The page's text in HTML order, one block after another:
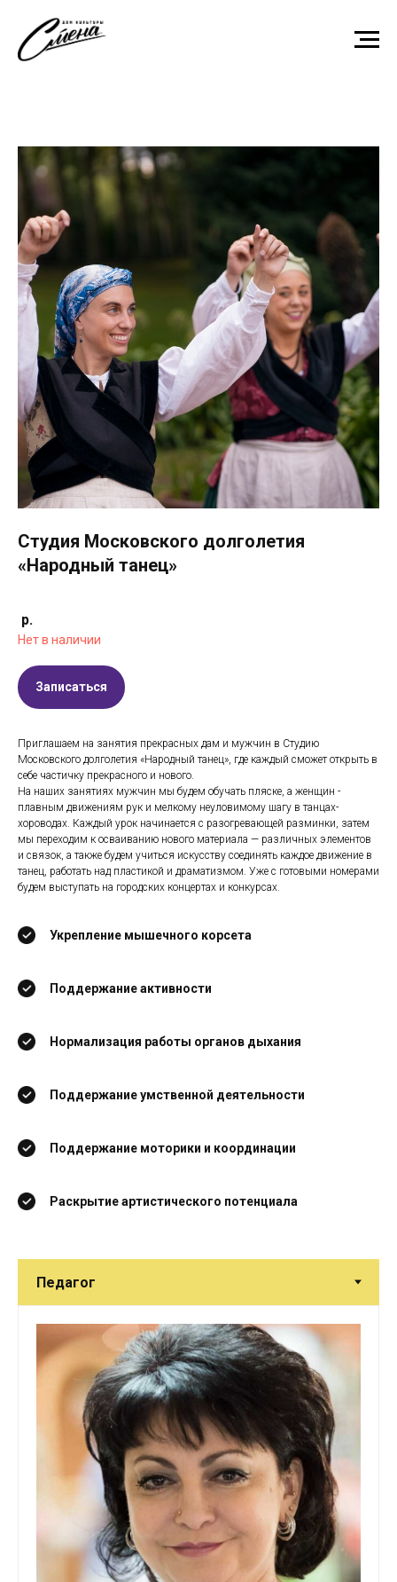
Студия Московского долголетия
«Народный танец»
р.
Нет в наличии
Записаться
Приглашаем на занятия прекрасных дам и мужчин в Студию
Московского долголетия «Народный танец», где каждый сможет открыть в
себе частичку прекрасного и нового.
На наших занятиях мужчин мы будем обучать пляске, а женщин -
плавным движениям рук и мелкому неуловимому шагу в танцах-
хороводах. Каждый урок начинается с разогревающей разминки, затем
мы переходим к осваиванию нового материала — различных элементов
и связок, а также будем учиться искусству соединять каждое движение в
танец, работать над пластикой и драматизмом. Уже с готовыми номерами
будем выступать на городских концертах и конкурсах.
Укрепление мышечного корсета
Поддержание активности
Нормализация работы органов дыхания
Поддержание умственной деятельности
Поддержание моторики и координации
Раскрытие артистического потенциала